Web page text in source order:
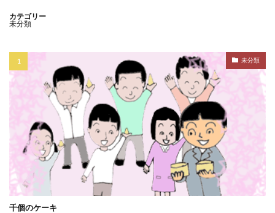
カテゴリー
未分類
未分類
千個のケーキ